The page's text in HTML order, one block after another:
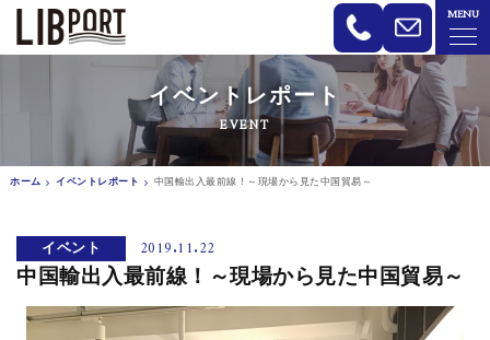
MENU
LIBPORT リブポート | コワーキング
イベントレポート
EVENT
ホーム イベントレポート 中国輸出入最前線！～現場から見た中国貿易～
イベント 2019.11.22
中国輸出入最前線！～現場から見た中国貿易～